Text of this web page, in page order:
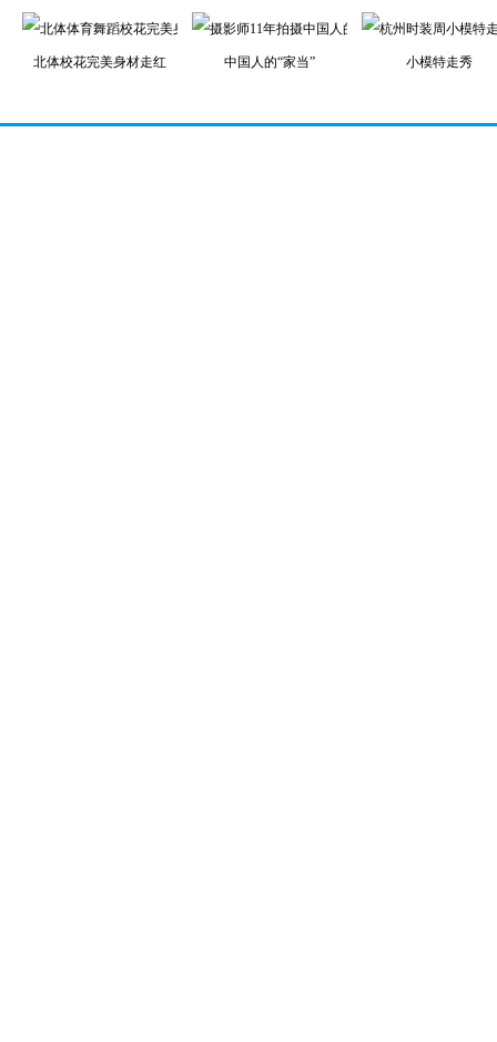
北体校花完美身材走红 中国人的“家当” 小模特走秀